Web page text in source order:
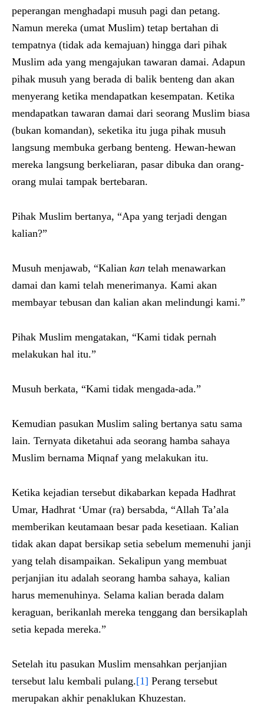
peperangan menghadapi musuh pagi dan petang.
Namun mereka (umat Muslim) tetap bertahan di
tempatnya (tidak ada kemajuan) hingga dari pihak
Muslim ada yang mengajukan tawaran damai. Adapun
pihak musuh yang berada di balik benteng dan akan
menyerang ketika mendapatkan kesempatan. Ketika
mendapatkan tawaran damai dari seorang Muslim biasa
(bukan komandan), seketika itu juga pihak musuh
langsung membuka gerbang benteng. Hewan-hewan
mereka langsung berkeliaran, pasar dibuka dan orang-
orang mulai tampak bertebaran.
Pihak Muslim bertanya, “Apa yang terjadi dengan
kalian?”
Musuh menjawab, “Kalian kan telah menawarkan
damai dan kami telah menerimanya. Kami akan
membayar tebusan dan kalian akan melindungi kami.”
Pihak Muslim mengatakan, “Kami tidak pernah
melakukan hal itu.”
Musuh berkata, “Kami tidak mengada-ada.”
Kemudian pasukan Muslim saling bertanya satu sama
lain. Ternyata diketahui ada seorang hamba sahaya
Muslim bernama Miqnaf yang melakukan itu.
Ketika kejadian tersebut dikabarkan kepada Hadhrat
Umar, Hadhrat ‘Umar (ra) bersabda, “Allah Ta’ala
memberikan keutamaan besar pada kesetiaan. Kalian
tidak akan dapat bersikap setia sebelum memenuhi janji
yang telah disampaikan. Sekalipun yang membuat
perjanjian itu adalah seorang hamba sahaya, kalian
harus memenuhinya. Selama kalian berada dalam
keraguan, berikanlah mereka tenggang dan bersikaplah
setia kepada mereka.”
Setelah itu pasukan Muslim mensahkan perjanjian
tersebut lalu kembali pulang.[1] Perang tersebut
merupakan akhir penaklukan Khuzestan.